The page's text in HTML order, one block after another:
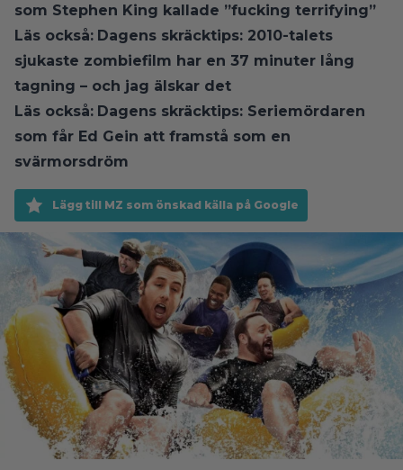
som Stephen King kallade ”fucking terrifying”
Läs också: Dagens skräcktips: 2010-talets
sjukaste zombiefilm har en 37 minuter lång
tagning – och jag älskar det
Läs också: Dagens skräcktips: Seriemördaren
som får Ed Gein att framstå som en
svärmorsdröm
Lägg till MZ som önskad källa på Google